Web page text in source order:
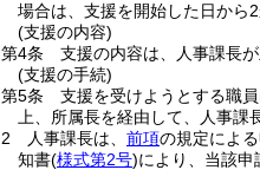
場合は、支援を開始した日から
(支援の内容)
第4条
支援の内容は、人事課長
(支援の手続)
第5条
支援を受けようとする職
上、所属長を経由して、人事課
2
人事課長は、 前項の規定によ
知書(様式第2号)により、当該申